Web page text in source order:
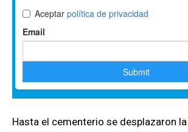
Hasta el cementerio se desplazaron